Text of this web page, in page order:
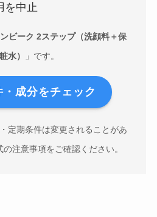
を中止
ビーク 2ステップ（洗顔料＋保
水）
」です。
成分をチェック
定期条件は変更されることがあ
注意事項をご確認ください。